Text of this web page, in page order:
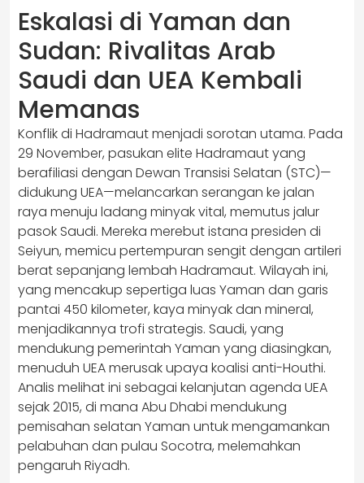
Eskalasi di Yaman dan
Sudan: Rivalitas Arab
Saudi dan UEA Kembali
Memanas
Konflik di Hadramaut menjadi sorotan utama. Pada
29 November, pasukan elite Hadramaut yang
berafiliasi dengan Dewan Transisi Selatan (STC)—
didukung UEA—melancarkan serangan ke jalan
raya menuju ladang minyak vital, memutus jalur
pasok Saudi. Mereka merebut istana presiden di
Seiyun, memicu pertempuran sengit dengan artileri
berat sepanjang lembah Hadramaut. Wilayah ini,
yang mencakup sepertiga luas Yaman dan garis
pantai 450 kilometer, kaya minyak dan mineral,
menjadikannya trofi strategis. Saudi, yang
mendukung pemerintah Yaman yang diasingkan,
menuduh UEA merusak upaya koalisi anti-Houthi.
Analis melihat ini sebagai kelanjutan agenda UEA
sejak 2015, di mana Abu Dhabi mendukung
pemisahan selatan Yaman untuk mengamankan
pelabuhan dan pulau Socotra, melemahkan
pengaruh Riyadh.